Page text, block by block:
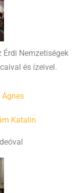
Érdi Nemzetiségek
és ízeivel.
Ágnes
Katalin